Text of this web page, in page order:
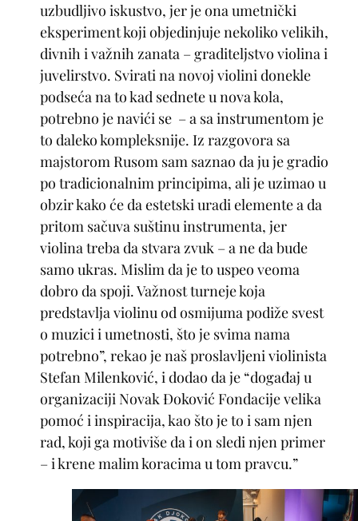
uzbudljivo iskustvo, jer je ona umetnički
eksperiment koji objedinjuje nekoliko velikih,
divnih i važnih zanata – graditeljstvo violina i
juvelirstvo. Svirati na novoj violini donekle
podseća na to kad sednete u nova kola,
potrebno je navići se – a sa instrumentom je
to daleko kompleksnije. Iz razgovora sa
majstorom Rusom sam saznao da ju je gradio
po tradicionalnim principima, ali je uzimao u
obzir kako će da estetski uradi elemente a da
pritom sačuva suštinu instrumenta, jer
violina treba da stvara zvuk – a ne da bude
samo ukras. Mislim da je to uspeo veoma
dobro da spoji. Važnost turneje koja
predstavlja violinu od osmijuma podiže svest
o muzici i umetnosti, što je svima nama
potrebno”, rekao je naš proslavljeni violinista
Stefan Milenković, i dodao da je “događaj u
organizaciji Novak Đoković Fondacije velika
pomoć i inspiracija, kao što je to i sam njen
rad, koji ga motiviše da i on sledi njen primer
– i krene malim koracima u tom pravcu.”